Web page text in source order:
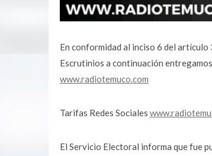
En conformidad al inciso 6 del
Escrutinios a continuación
www.radiotemuco.com
Tarifas Redes Sociales
El Servicio Electoral informa que fue